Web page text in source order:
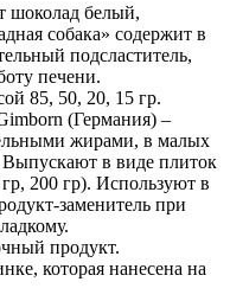
шоколад белый,
собака» содержит в
подсластитель,
печени.
85, 50, 20, 15 гр.
(Германия) –
жирами, в малых
Выпускают в виде плиток
200 гр). Используют в
заменитель при
продукт.
которая нанесена на